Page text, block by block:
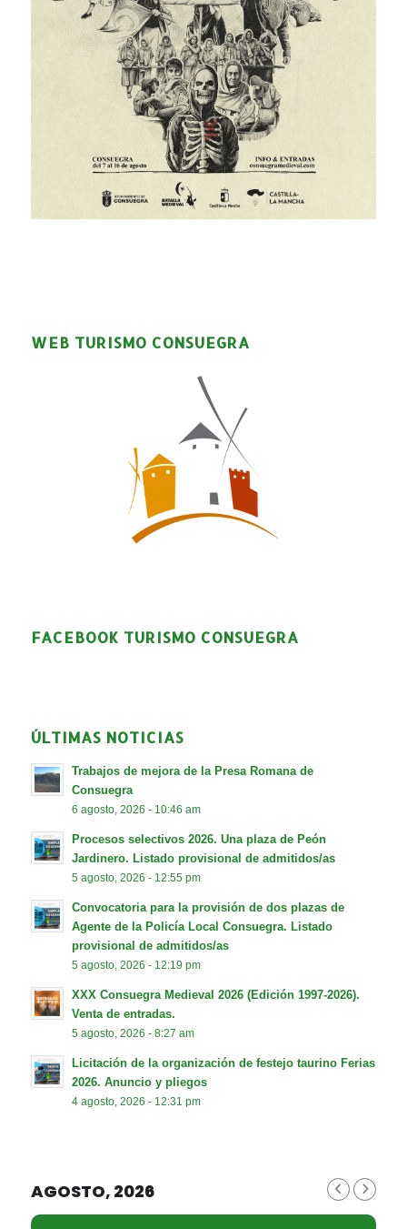
WEB TURISMO CONSUEGRA
FACEBOOK TURISMO CONSUEGRA
ÚLTIMAS NOTICIAS
Trabajos de mejora de la Presa Romana de
Consuegra
6 agosto, 2026 - 10:46 am
Procesos selectivos 2026. Una plaza de Peón
Jardinero. Listado provisional de admitidos/as
5 agosto, 2026 - 12:55 pm
Convocatoria para la provisión de dos plazas de
Agente de la Policía Local Consuegra. Listado
provisional de admitidos/as
5 agosto, 2026 - 12:19 pm
XXX Consuegra Medieval 2026 (Edición 1997-2026).
Venta de entradas.
5 agosto, 2026 - 8:27 am
Licitación de la organización de festejo taurino Ferias
2026. Anuncio y pliegos
4 agosto, 2026 - 12:31 pm
AGOSTO, 2026